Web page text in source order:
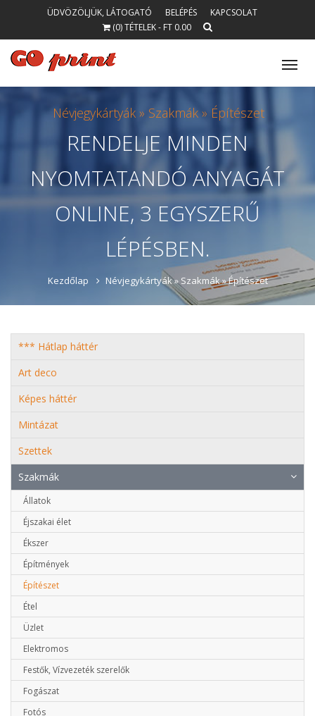
ÜDVÖZÖLJÜK, LÁTOGATÓ BELÉPÉS
KAPCSOLAT
(0) TÉTELEK - FT 0.00
Névjegykártyák » Szakmák » Építészet
RENDELJE MINDEN
NYOMTATANDÓ ANYAGÁT
ONLINE, 3 EGYSZERŰ
LÉPÉSBEN.
Kezdőlap Névjegykártyák » Szakmák »Építészet
*** Hátlap háttér
Art deco
Képes háttér
Mintázat
Szettek
Szakmák
Állatok
Éjszakai élet
Ékszer
Építmények
Építészet
Étel
Üzlet
Elektromos
Festők, Vízvezeték szerelők
Fogászat
Fotós